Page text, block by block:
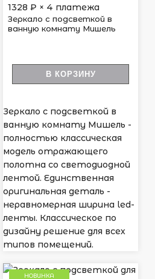
1328 ₽ × 4 платежа
Зеркало с подсветкой в
ванную комнату Мишель
В КОРЗИНУ
Зеркало с подсветкой в
ванную комнату Мишель -
полностью классическая
модель отражающего
полотна со светодиодной
лентой. Единственная
оригинальная деталь -
неравномерная ширина led-
ленты. Классическое по
дизайну решение для всех
типов помещений.
НОВИНКА